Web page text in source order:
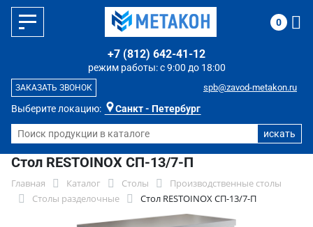
Выберите локацию: Санкт - Петербург
режим работы: с 9:00 до 18:00
+7 (812) 642-41-12
spb@zavod-metakon.ru
ЗАКАЗАТЬ ЗВОНОК
0
Стол RESTOINOX СП-13/7-П
Главная Каталог Столы
Производственные столы
Столы разделочные
Стол RESTOINOX СП-13/7-П